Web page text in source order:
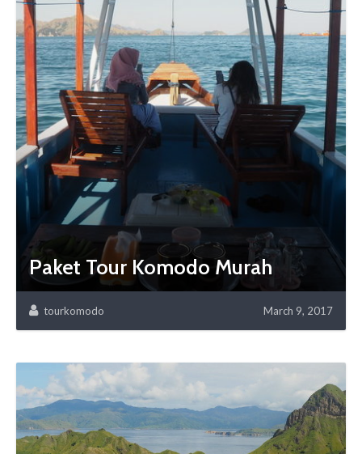
Paket Tour Komodo Murah
tourkomodo March 9, 2017